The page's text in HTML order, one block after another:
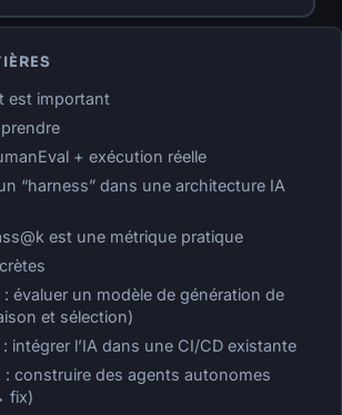
est important
+ exécution réelle
“harness” dans une architecture IA
est une métrique pratique
: évaluer un modèle de génération de
et sélection)
: intégrer l’IA dans une CI/CD existante
: construire des agents autonomes
fix)